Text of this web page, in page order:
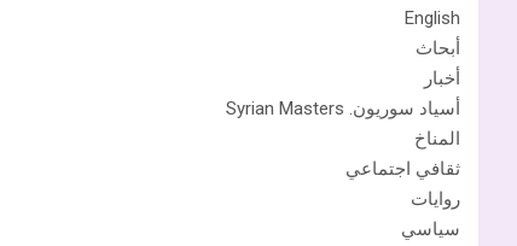
English
أبحاث
أخبار
أسياد سوريون. Syrian Masters
المناخ
ثقافي اجتماعي
روايات
سياسي